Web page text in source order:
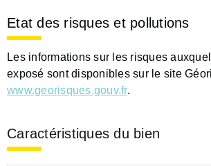
Etat des risques et pollutions
Les informations sur les risques
exposé sont disponibles sur le site
www.georisques.gouv.fr.
Caractéristiques du bien